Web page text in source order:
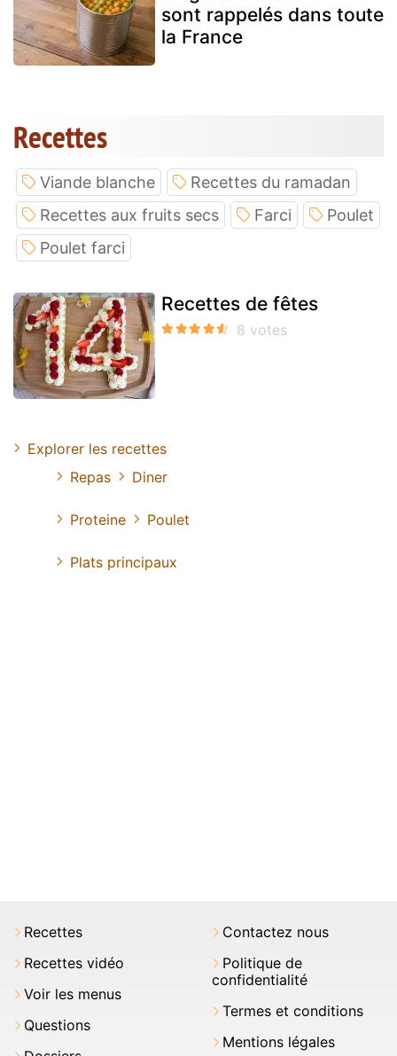
sont rappelés dans toute
la France
Recettes
Viande blanche
Recettes du ramadan
Recettes aux fruits secs
Farci
Poulet
Poulet farci
Recettes de fêtes
Explorer les recettes
Repas
Diner
Proteine Poulet
Plats principaux
Recettes
Recettes vidéo
Voir les menus
Questions
Contactez nous
Politique de
confidentialité
Termes et conditions
Mentions légales